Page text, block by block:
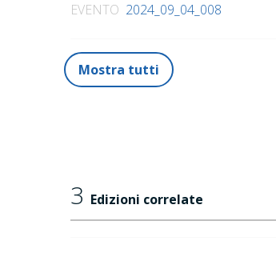
EVENTO 2024_09_04_008
Mostra tutti
3 Edizioni correlate